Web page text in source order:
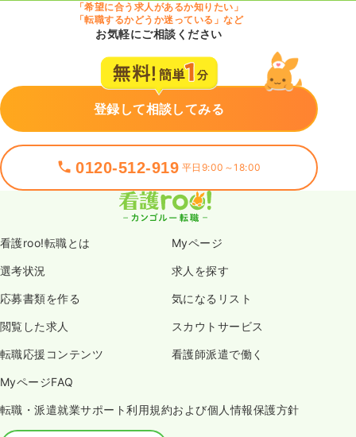
「希望に合う求人があるか知りたい」
「転職するかどうか迷っている」など
お気軽にご相談ください
登録して相談してみる
0120-512-919 平日9:00～18:00
看護roo!転職とは Myページ
選考状況 求人を探す
応募書類を作る 気になるリスト
閲覧した求人 スカウトサービス
転職応援コンテンツ 看護師派遣で働く
MyページFAQ
転職・派遣就業サポート利用規約および個人情報保護方針